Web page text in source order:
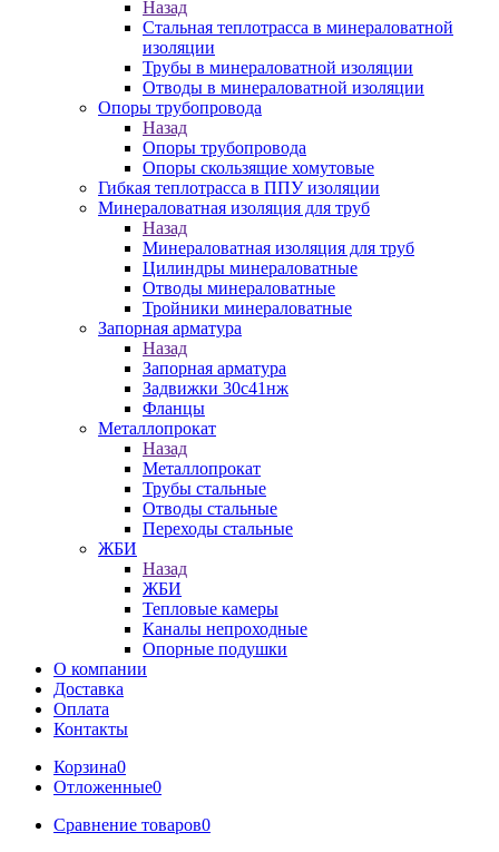
Назад
Стальная теплотрасса в минераловатной
изоляции
Трубы в минераловатной изоляции
Отводы в минераловатной изоляции
Опоры трубопровода
Назад
Опоры трубопровода
Опоры скользящие хомутовые
Гибкая теплотрасса в ППУ изоляции
Минераловатная изоляция для труб
Назад
Минераловатная изоляция для труб
Цилиндры минераловатные
Отводы минераловатные
Тройники минераловатные
Запорная арматура
Назад
Запорная арматура
Задвижки 30с41нж
Фланцы
Металлопрокат
Назад
Металлопрокат
Трубы стальные
Отводы стальные
Переходы стальные
ЖБИ
Назад
ЖБИ
Тепловые камеры
Каналы непроходные
Опорные подушки
О компании
Доставка
Оплата
Контакты
Корзина0
Отложенные0
Сравнение товаров0